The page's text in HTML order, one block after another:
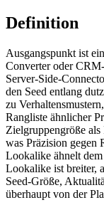
Definition
Ausgangspunkt ist
Converter oder
Server-Side-
den Seed entlang
zu
Rangliste ähnlicher
Zielgruppengröße
was Präzision gegen
Lookalike ähnelt
Lookalike ist breiter,
Seed-Größe,
überhaupt von der